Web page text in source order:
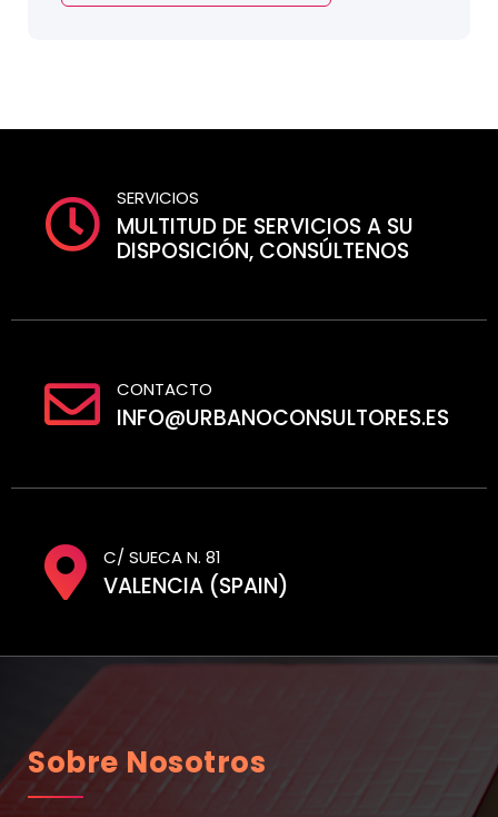
SERVICIOS
MULTITUD DE SERVICIOS A SU
DISPOSICIÓN, CONSÚLTENOS
CONTACTO
INFO@URBANOCONSULTORES.ES
C/ SUECA N. 81
VALENCIA (SPAIN)
Sobre Nosotros